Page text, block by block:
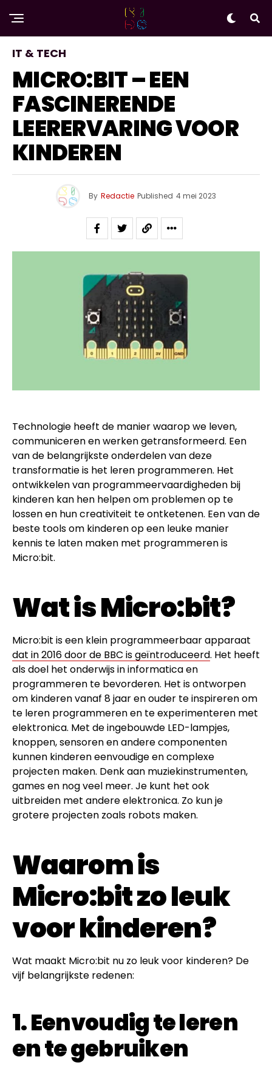
IT & TECH
MICRO:BIT – EEN
FASCINERENDE
LEERERVARING VOOR
KINDEREN
By Redactie Published 4 mei 2023
Technologie heeft de manier waarop we leven,
communiceren en werken getransformeerd. Een
van de belangrijkste onderdelen van deze
transformatie is het leren programmeren. Het
ontwikkelen van programmeervaardigheden bij
kinderen kan hen helpen om problemen op te
lossen en hun creativiteit te ontketenen. Een van de
beste tools om kinderen op een leuke manier
kennis te laten maken met programmeren is
Micro:bit.
Wat is Micro:bit?
Micro:bit is een klein programmeerbaar apparaat
dat in 2016 door de BBC is geïntroduceerd. Het heeft
als doel het onderwijs in informatica en
programmeren te bevorderen. Het is ontworpen
om kinderen vanaf 8 jaar en ouder te inspireren om
te leren programmeren en te experimenteren met
elektronica. Met de ingebouwde LED-lampjes,
knoppen, sensoren en andere componenten
kunnen kinderen eenvoudige en complexe
projecten maken. Denk aan muziekinstrumenten,
games en nog veel meer. Je kunt het ook
uitbreiden met andere elektronica. Zo kun je
grotere projecten zoals robots maken.
Waarom is
Micro:bit zo leuk
voor kinderen?
Wat maakt Micro:bit nu zo leuk voor kinderen? De
vijf belangrijkste redenen:
1. Eenvoudig te leren
en te gebruiken